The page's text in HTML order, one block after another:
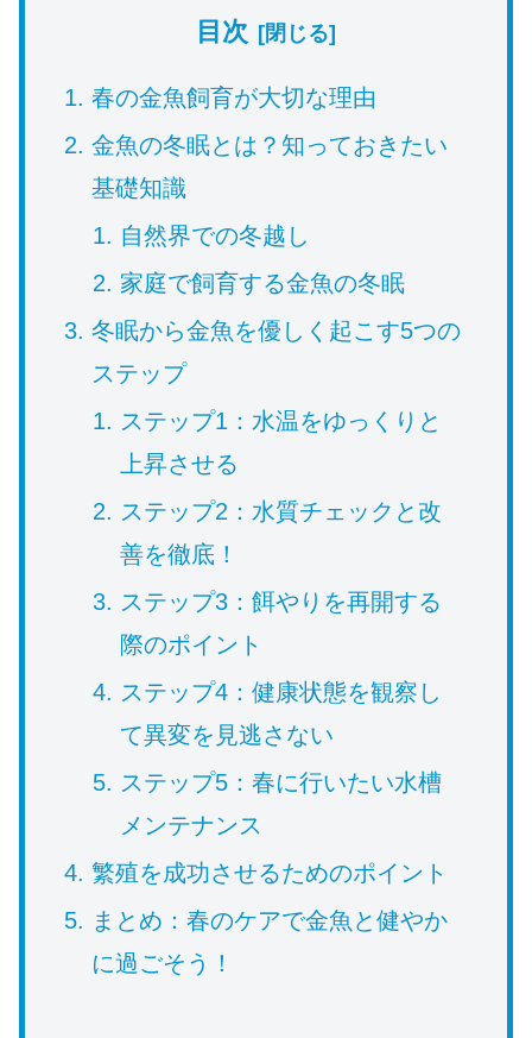
目次
春の金魚飼育が大切な理由
金魚の冬眠とは？知っておきたい
基礎知識
自然界での冬越し
家庭で飼育する金魚の冬眠
冬眠から金魚を優しく起こす5つの
ステップ
ステップ1：水温をゆっくりと
上昇させる
ステップ2：水質チェックと改
善を徹底！
ステップ3：餌やりを再開する
際のポイント
ステップ4：健康状態を観察し
て異変を見逃さない
ステップ5：春に行いたい水槽
メンテナンス
繁殖を成功させるためのポイント
まとめ：春のケアで金魚と健やか
に過ごそう！